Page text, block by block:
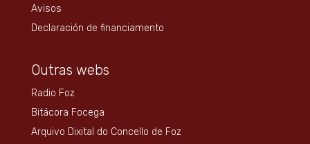
Avisos
Declaración de financiamento
Outras webs
Radio Foz
Bitácora Focega
Arquivo Dixital do Concello de Foz